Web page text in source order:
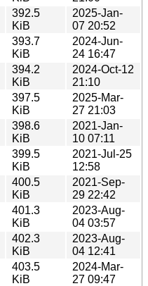
392.5
KiB
2025-Jan-
07 20:52
393.7
KiB
2024-Jun-
24 16:47
394.2
KiB
2024-Oct-12
21:10
397.5
KiB
2025-Mar-
27 21:03
398.6
KiB
2021-Jan-
10 07:11
399.5
KiB
2021-Jul-25
12:58
400.5
KiB
2021-Sep-
29 22:42
401.3
KiB
2023-Aug-
04 03:57
402.3
KiB
2023-Aug-
04 12:41
403.5
KiB
2024-Mar-
27 09:47